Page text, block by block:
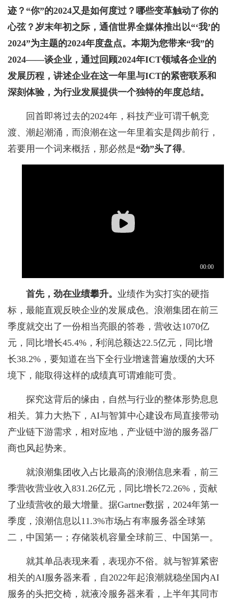
迹？“你”的2024又是如何度过？哪些变革触动了你的
心弦？岁末年初之际，通信世界全媒体推出以“‘我’的
2024”为主题的2024年度盘点。本期为您带来“我”的
2024——谈企业，通过回顾2024年ICT领域各企业的
发展历程，讲述企业在这一年里与ICT的紧密联系和
深刻体验，为行业发展提供一个独特的年度总结。
回首即将过去的2024年，科技产业可谓千帆竞
渡、潮起潮涌，而浪潮在这一年里着实是阔步前行，
若要用一个词来概括，那必然是“劲”头了得。
首先，劲在业绩攀升。 业绩作为实打实的硬指
标，最能直观反映企业的发展成色。浪潮集团在前三
季度就交出了一份相当亮眼的答卷，营收达1070亿
元，同比增长45.4%，利润总额达22.5亿元，同比增
长38.2%，要知道在当下全行业增速普遍放缓的大环
境下，能取得这样的成绩真可谓难能可贵。
探究这背后的缘由，自然与行业的整体形势息息
相关。算力大热下，AI与智算中心建设布局直接带动
产业链下游需求，相对应地，产业链中游的服务器厂
商也风起势来。
就浪潮集团收入占比最高的浪潮信息来看，前三
季营收营业收入831.26亿元，同比增长72.26%，贡献
了业绩营收的最大增量。据Gartner数据，2024年第一
季度，浪潮信息以11.3%市场占有率服务器全球第
二，中国第一；存储装机容量全球前三、中国第一。
就其单品表现来看，表现亦不俗。就与智算紧密
相关的AI服务器来看，自2022年起浪潮就稳坐国内AI
服务的头把交椅，就液冷服务器来看，上半年其同市